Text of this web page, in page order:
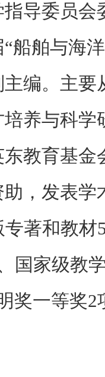
导委员会
船舶与海
编。主
养与科学
教育基金
，发表学
著和教
国家级教
奖一等奖